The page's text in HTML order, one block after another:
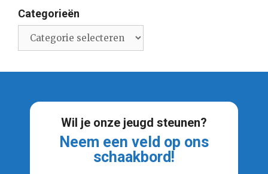
Categorieën
Wil je onze jeugd steunen?
Neem een veld op ons
schaakbord!